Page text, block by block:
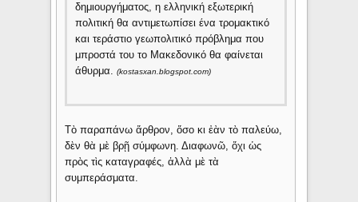
δημιουργήματος, η ελληνική εξωτερική
πολιτική θα αντιμετωπίσει ένα τρομακτικό
και τεράστιο γεωπολιτικό πρόβλημα που
μπροστά του το Mακεδονικό θα φαίνεται
άθυρμα.(kostasxan.blogspot.com)
Tὸ παραπάνω ἄρθρον, ὅσο κι ἐὰν τὸ παλεύω,
δὲν θὰ μὲ βρῇ σύμφωνη. Διαφωνῶ, ὄχι ὡς
πρὸς τὶς καταγραφές, ἀλλὰ μὲ τὰ
συμπεράσματα.